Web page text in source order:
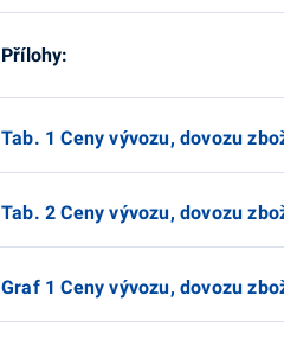
Přílohy:
Tab. 1 Ceny vývozu, dovozu
Tab. 2 Ceny vývozu, dovozu
Graf 1 Ceny vývozu, dovozu